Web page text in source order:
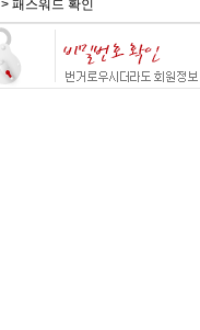
> 패스워드 확인